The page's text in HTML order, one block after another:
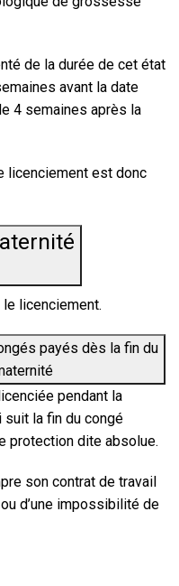
de la durée de cet état
avant la date
4 semaines après la
licenciement est donc
licenciement.
payés dès la fin du
pendant la
la fin du congé
protection dite absolue.
son contrat de travail
d’une impossibilité de